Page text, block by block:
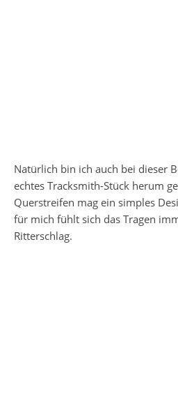
Natürlich bin ich auch bei dieser
echtes Tracksmith-Stück herum
Querstreifen mag ein simples
für mich fühlt sich das Tragen
Ritterschlag.